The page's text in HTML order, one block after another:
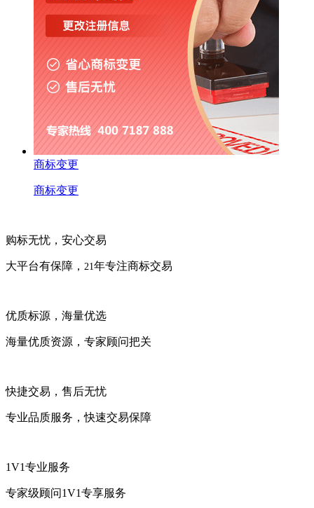
商标变更
商标变更
购标无忧，安心交易
大平台有保障， 21 年专注商标交易
优质标源，海量优选
海量优质资源，专家顾问把关
快捷交易，售后无忧
专业品质服务，快速交易保障
1V1专业服务
专家级顾问1V1专享服务